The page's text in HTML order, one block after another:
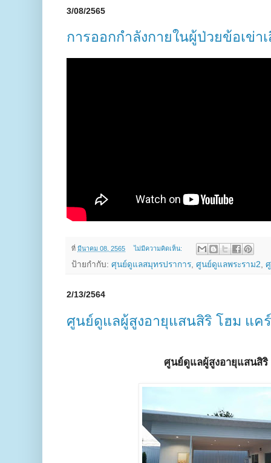
3/08/2565
การออกกำลังกายในผู้ป่วยข้อเข่า
ที่ มีนาคม 08, 2565 ไม่มีความคิดเห็น:
ป้ายกำกับ: ศุนย์ดูแลสมุทรปราการ, ศูนย์ดูแลพระราม2,
2/13/2564
ศูนย์ดูแลผู้สูงอายุแสนสิริ โฮม แค
ศูนย์ดูแลผู้สูงอายุแสนสิ